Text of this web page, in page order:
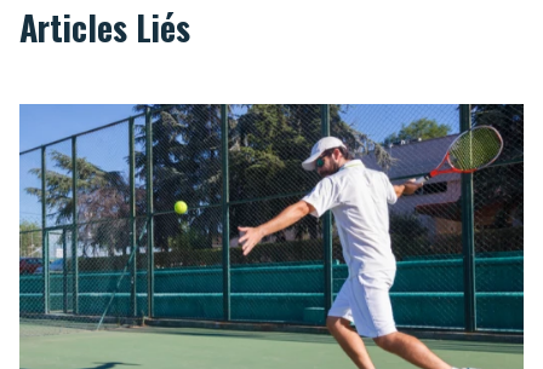
Articles Liés
Où trouver son équipement de tennis à Bruxelles ? Suivez le